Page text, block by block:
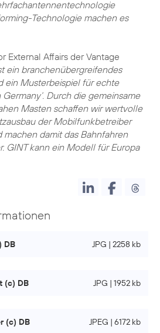
Technologie machen es
External Affairs der Vantage
ein branchenübergreifendes
ein Musterbeispiel für echte
Durch die gemeinsame
Masten schaffen wir wertvolle
der Mobilfunkbetreiber
machen damit das Bahnfahren
GINT kann ein Modell für Europa
DB JPG | 2258 kb
(c) DB JPG | 1952 kb
(c) DB JPEG | 6172 kb